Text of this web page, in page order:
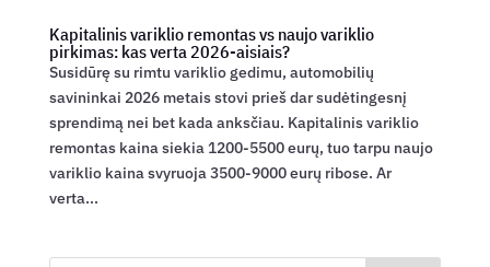
Kapitalinis variklio remontas vs naujo variklio
pirkimas: kas verta 2026-aisiais?
Susidūrę su rimtu variklio gedimu, automobilių
savininkai 2026 metais stovi prieš dar sudėtingesnį
sprendimą nei bet kada anksčiau. Kapitalinis variklio
remontas kaina siekia 1200-5500 eurų, tuo tarpu naujo
variklio kaina svyruoja 3500-9000 eurų ribose. Ar
verta...